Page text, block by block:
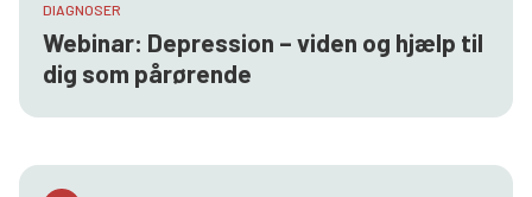
DIAGNOSER
Webinar: Depression – viden og hjælp til
dig som pårørende